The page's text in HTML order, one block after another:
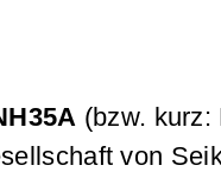
(bzw.
von